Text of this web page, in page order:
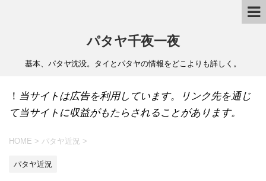
パタヤ千夜一夜
基本、パタヤ沈没。タイとパタヤの情報をどこよりも詳しく。
！ 当サイトは広告を利用しています。リンク先を通じ
て当サイトに収益がもたらされることがあります。
HOME > パタヤ近況 >
パタヤ近況